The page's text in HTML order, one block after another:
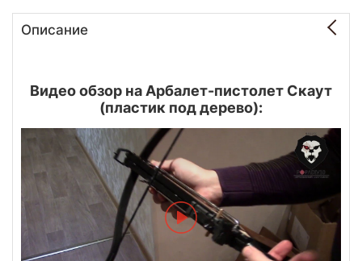
Описание
Видео обзор на Арбалет-пистолет Скаут
(пластик под дерево):